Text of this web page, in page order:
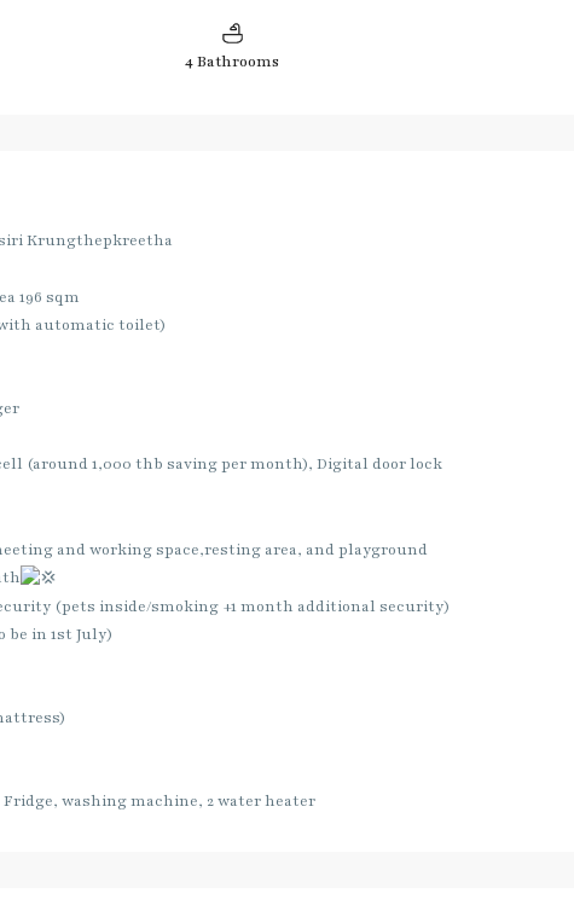
4 Bathrooms
Krungthepkreetha
196 sqm
automatic toilet)
(around 1,000 thb saving per month), Digital door lock
and working space,resting area, and playground
(pets inside/smoking +1 month additional security)
in 1st July)
Fridge, washing machine, 2 water heater